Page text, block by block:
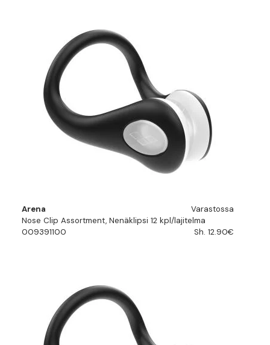
Arena
Varastossa
Nose Clip Assortment, Nenäklipsi 12 kpl/lajitelma
009391100
Sh. 12.90€